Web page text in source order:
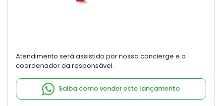
Atendimento será assistido por nossa concierge e o
coordenador da responsável.
Saiba como vender este lançamento